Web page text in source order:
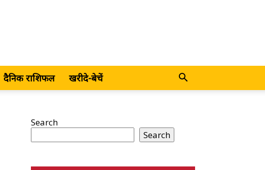
दैनिक राशिफल खरीदे-बेचें
Search
Search